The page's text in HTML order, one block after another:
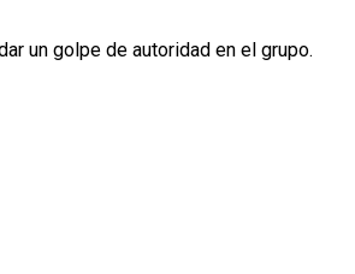
un golpe de autoridad en el grupo.